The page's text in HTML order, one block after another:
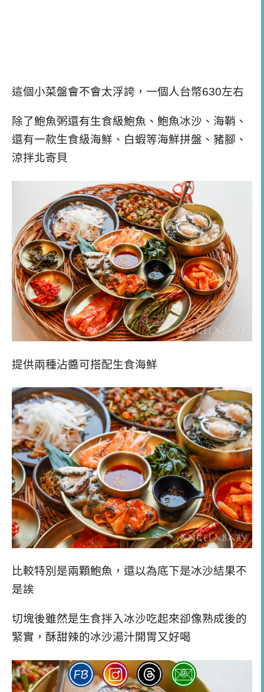
這個小菜盤會不會太浮誇，一個人台幣630左右
除了鮑魚粥還有生食級鮑魚、鮑魚冰沙、海鞘、
還有一款生食級海鮮、白蝦等海鮮拼盤、豬腳、
涼拌北寄貝
提供兩種沾醬可搭配生食海鮮
比較特別是兩顆鮑魚，還以為底下是冰沙結果不
是誒
切塊後雖然是生食拌入冰沙吃起來卻像熟成後的
緊實，酥甜辣的冰沙湯汁開胃又好喝